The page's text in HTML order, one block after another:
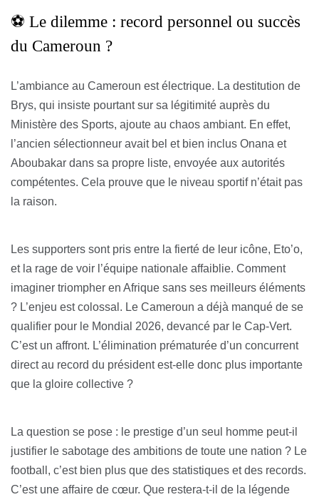
⚽ Le dilemme : record personnel ou succès
du Cameroun ?
L’ambiance au Cameroun est électrique. La destitution de
Brys, qui insiste pourtant sur sa légitimité auprès du
Ministère des Sports, ajoute au chaos ambiant. En effet,
l’ancien sélectionneur avait bel et bien inclus Onana et
Aboubakar dans sa propre liste, envoyée aux autorités
compétentes. Cela prouve que le niveau sportif n’était pas
la raison.
Les supporters sont pris entre la fierté de leur icône, Eto’o,
et la rage de voir l’équipe nationale affaiblie. Comment
imaginer triompher en Afrique sans ses meilleurs éléments
? L’enjeu est colossal. Le Cameroun a déjà manqué de se
qualifier pour le Mondial 2026, devancé par le Cap-Vert.
C’est un affront. L’élimination prématurée d’un concurrent
direct au record du président est-elle donc plus importante
que la gloire collective ?
La question se pose : le prestige d’un seul homme peut-il
justifier le sabotage des ambitions de toute une nation ? Le
football, c’est bien plus que des statistiques et des records.
C’est une affaire de cœur. Que restera-t-il de la légende